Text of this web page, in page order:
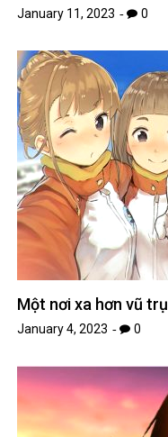
January 11, 2023 0
Một nơi xa hơn vũ trụ
January 4, 2023 0